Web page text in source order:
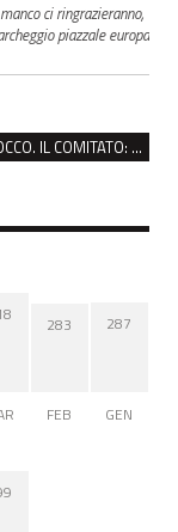
ci ringrazieranno,
piazzale europa
BOSCO OSPIZIO REGGIO, TERZO GIORNO DI BLOCCO. IL COMITATO: “PRESIDIO FINO A VENERDÌ”
283
FEB
287
GEN